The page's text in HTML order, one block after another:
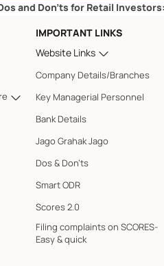
for Retail Investors: 1)
IMPORTANT LINKS
Website Links
Company Details/Branches
Key Managerial Personnel
Bank Details
Jago Grahak Jago
Dos & Don'ts
Smart ODR
Scores 2.0
Filing complaints on SCORES-
Easy & quick